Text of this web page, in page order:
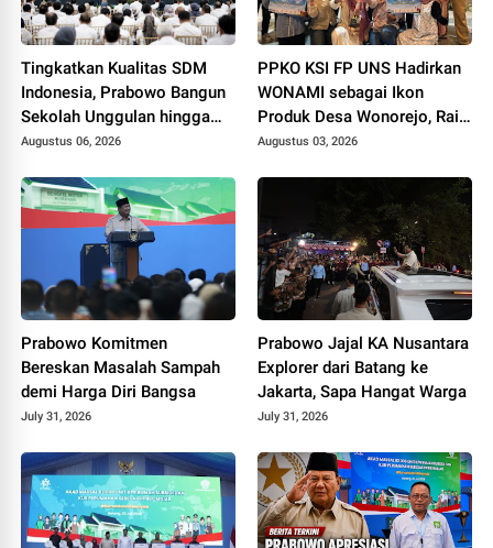
Tingkatkan Kualitas SDM
Indonesia, Prabowo Bangun
Sekolah Unggulan hingga
Undang Universitas Terbaik
Augustus 06, 2026
PPKO KSI FP UNS Hadirkan
WONAMI sebagai Ikon
Produk Desa Wonorejo, Raih
Tiga Penghargaan di
2026
Augustus 03, 2026
Prabowo Komitmen
Bereskan Masalah Sampah
demi Harga Diri Bangsa
July 31, 2026
Prabowo Jajal KA Nusantara
Explorer dari Batang ke
Jakarta, Sapa Hangat Warga
July 31, 2026